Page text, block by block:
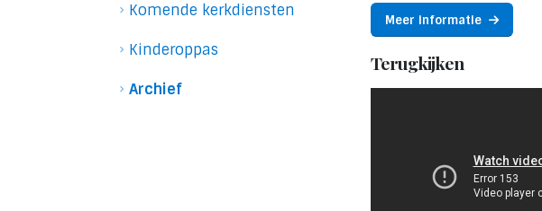
Komende kerkdiensten
Kinderoppas
Archief
Meer informatie
Terugkijken